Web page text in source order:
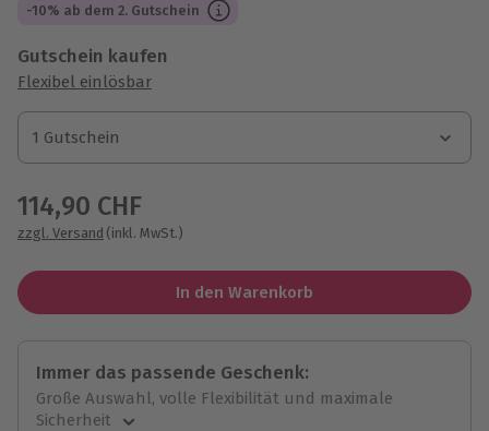
-10% ab dem 2. Gutschein
Gutschein kaufen
Flexibel einlösbar
1 Gutschein
1 Gutschein
1 Gutschein
114,90 CHF
zzgl. Versand (inkl. MwSt.)
In den Warenkorb
Immer das passende Geschenk:
Große Auswahl, volle Flexibilität und maximale
Sicherheit